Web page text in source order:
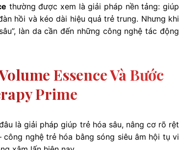
thường được xem là giải pháp nền tảng: giúp
hồi và kéo dài hiệu quả trẻ trung. Nhưng khi
làn da cần đến những công nghệ tác động
Essence Và Bước
Prime
là giải pháp giúp trẻ hóa sâu, nâng cơ rõ rệt
nghệ trẻ hóa bằng sóng siêu âm hội tụ vi